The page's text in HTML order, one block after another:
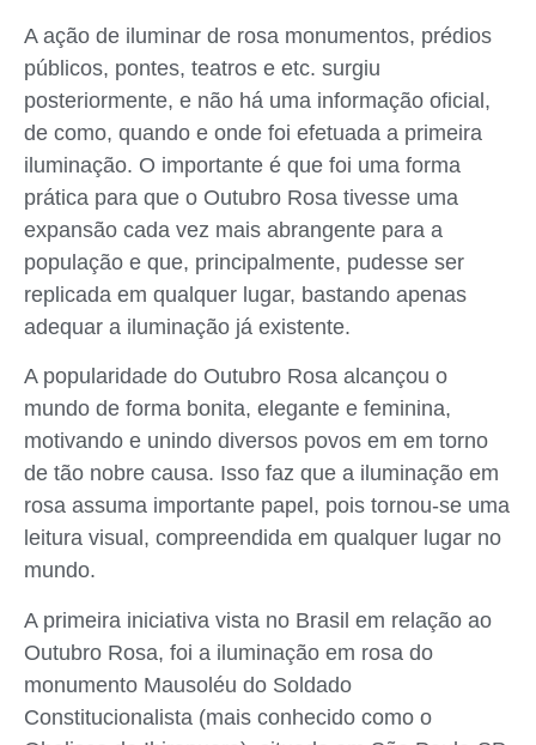
A ação de iluminar de rosa monumentos, prédios
públicos, pontes, teatros e etc. surgiu
posteriormente, e não há uma informação oficial,
de como, quando e onde foi efetuada a primeira
iluminação. O importante é que foi uma forma
prática para que o Outubro Rosa tivesse uma
expansão cada vez mais abrangente para a
população e que, principalmente, pudesse ser
replicada em qualquer lugar, bastando apenas
adequar a iluminação já existente.
A popularidade do Outubro Rosa alcançou o
mundo de forma bonita, elegante e feminina,
motivando e unindo diversos povos em em torno
de tão nobre causa. Isso faz que a iluminação em
rosa assuma importante papel, pois tornou-se uma
leitura visual, compreendida em qualquer lugar no
mundo.
A primeira iniciativa vista no Brasil em relação ao
Outubro Rosa, foi a iluminação em rosa do
monumento Mausoléu do Soldado
Constitucionalista (mais conhecido como o